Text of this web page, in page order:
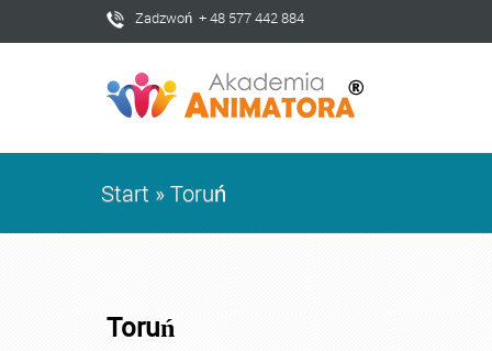
Zadzwoń + 48 577 442 884
Start »Toruń
Toruń